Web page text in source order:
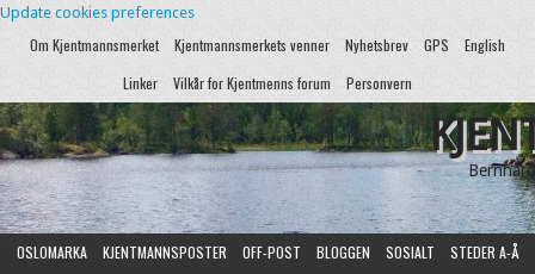
Update cookies preferences
Om Kjentmannsmerket Kjentmannsmerkets venner Nyhetsbrev GPS
English
Linker
Vilkår for Kjentmenns forum Personvern
OSLOMARKA KJENTMANNSPOSTER OFF-POST BLOGGEN SOSIALT
STEDER A-Å